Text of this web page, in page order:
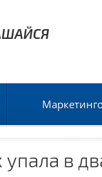
в